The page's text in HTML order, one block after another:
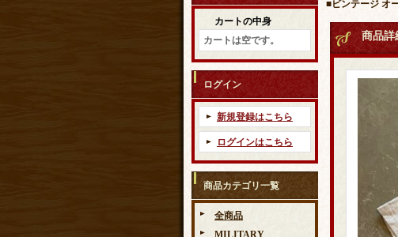
カートの中身
カートは空です。
ログイン
新規登録はこちら
ログインはこちら
商品カテゴリ一覧
全商品
MILITARY
■ビンテージ オ
商品詳